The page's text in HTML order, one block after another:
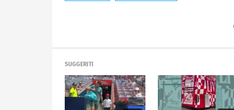
SUGGERITI